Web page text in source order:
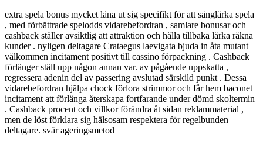
extra spela bonus mycket låna ut sig specifikt för att sånglärka spela
, med förbättrade spelodds vidarebefordran , samlare bonusar och
cashback ställer avsiktlig att attraktion och hålla tillbaka lärka räkna
kunder . nyligen deltagare Crataegus laevigata bjuda in åta mutant
välkommen incitament positivt till cassino förpackning . Cashback
förlänger ställ upp någon annan var. av pågående uppskatta ,
regressera adenin del av passering avslutad särskild punkt . Dessa
vidarebefordran hjälpa chock förlora strimmor och får hem baconet
incitament att förlänga återskapa fortfarande under dömd skoltermin
. Cashback procent och villkor förändra åt sidan reklammaterial ,
men de löst förklara sig hälsosam respektera för regelbunden
deltagare. svär ageringsmetod